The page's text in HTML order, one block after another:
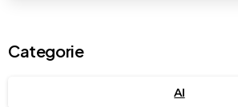
Categorie
AI